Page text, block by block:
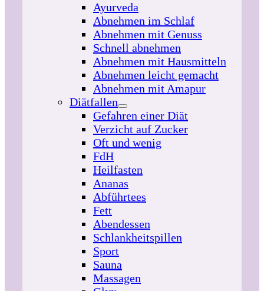
Ayurveda
Abnehmen im Schlaf
Abnehmen mit Genuss
Schnell abnehmen
Abnehmen mit Hausmitteln
Abnehmen leicht gemacht
Abnehmen mit Amapur
Diätfallen
Gefahren einer Diät
Verzicht auf Zucker
Oft und wenig
FdH
Heilfasten
Ananas
Abführtees
Fett
Abendessen
Schlankheitspillen
Sport
Sauna
Massagen